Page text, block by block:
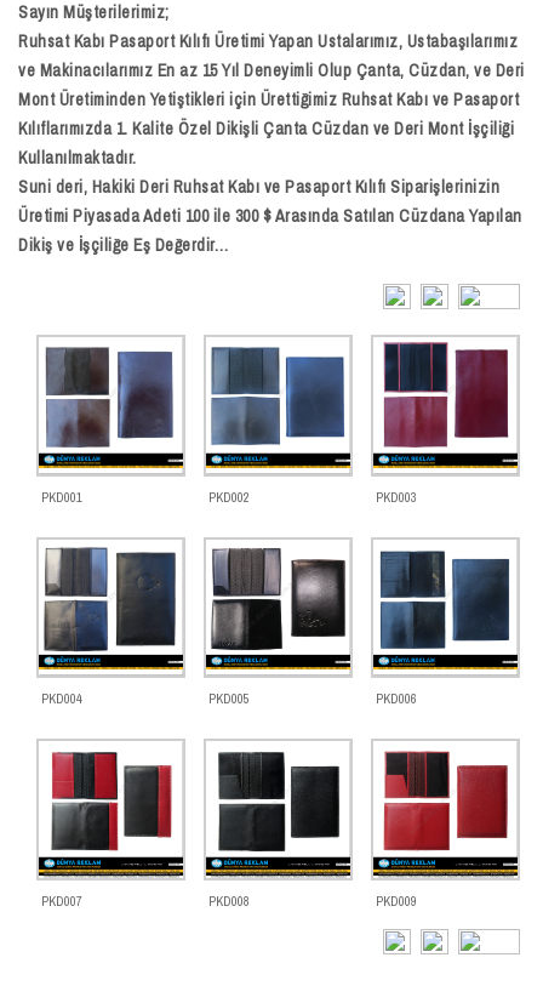
Sayın Müşterilerimiz;
Ruhsat Kabı Pasaport Kılıfı Üretimi Yapan Ustalarımız, Ustabaşılarımız
ve Makinacılarımız En az 15 Yıl Deneyimli Olup Çanta, Cüzdan, ve Deri
Mont Üretiminden Yetiştikleri için Ürettiğimiz Ruhsat Kabı ve Pasaport
Kılıflarımızda 1. Kalite Özel Dikişli Çanta Cüzdan ve Deri Mont İşçiliği
Kullanılmaktadır.
Suni deri, Hakiki Deri Ruhsat Kabı ve Pasaport Kılıfı Siparişlerinizin
Üretimi Piyasada Adeti 100 ile 300 $ Arasında Satılan Cüzdana Yapılan
Dikiş ve İşçiliğe Eş Değerdir…
PKD001 PKD002 PKD003
PKD004 PKD005 PKD006
PKD007 PKD008 PKD009